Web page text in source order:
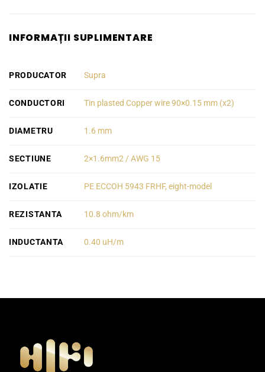
INFORMAȚII SUPLIMENTARE
PRODUCATOR Supra
CONDUCTORI Tin plasted Copper wire 90×0.15 mm (x2)
DIAMETRU 1.6 mm
SECTIUNE 2×1.6mm2 / AWG 15
IZOLATIE PE ECCOH 5943 FRHF, eight-model
REZISTANTA 10.8 ohm/km
INDUCTANTA 0.40 uH/m